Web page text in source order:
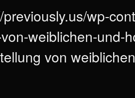
wp-
weiblichen-und-
von